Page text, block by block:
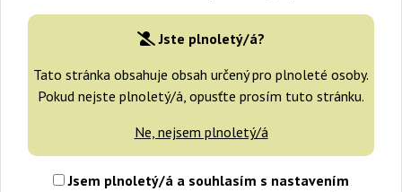
Jste plnoletý/á?
Tato stránka obsahuje obsah určený pro plnoleté osoby.
Pokud nejste plnoletý/á, opusťte prosím tuto stránku.
Ne, nejsem plnoletý/á
Jsem plnoletý/á a souhlasím s nastavením